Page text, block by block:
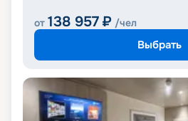
от 138 957 ₽ /чел
Выбрать